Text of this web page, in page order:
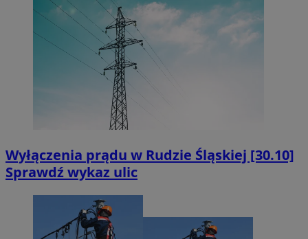
Wyłączenia prądu w Rudzie Śląskiej [30.10]
Sprawdź wykaz ulic